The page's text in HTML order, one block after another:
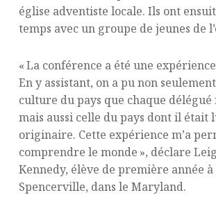
église adventiste locale. Ils ont
temps avec un groupe de jeunes de
« La conférence a été une
En y assistant, on a pu non
culture du pays que chaque
mais aussi celle du pays dont il était
originaire. Cette expérience m’a
comprendre le monde », déclare
Kennedy, élève de première année à
Spencerville, dans le Maryland.